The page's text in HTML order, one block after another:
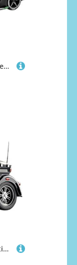
1:24 for Coole Sportwagen-Legierungsmodellsammlung Ornamente(Black)
1:9 Motorrad Modell Simulation Legierung Motorrad Dreirad Spielzeug Auto Junge Sammlung Ornamente Exquisite(Black)